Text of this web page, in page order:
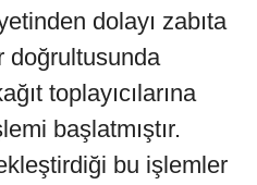
dolayı zabıta
doğrultusunda
toplayıcılarına
başlatmıştır.
bu işlemler